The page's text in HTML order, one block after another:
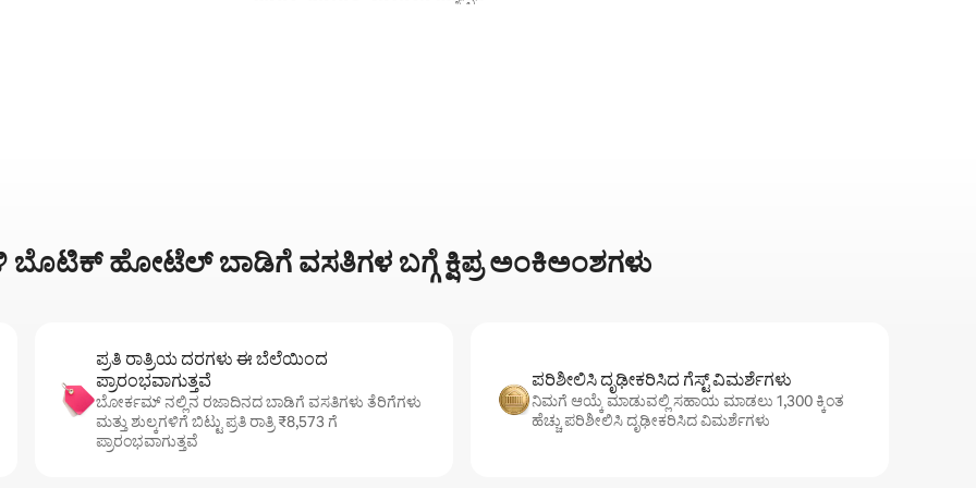
27 ವಿಮರ್ಶೆಗಳು
ಹೋಟೆಲ್ ಬಾಡಿಗೆ ವಸತಿಗಳ ಬಗ್ಗೆ ಕ್ಷಿಪ್ರ ಅಂಕಿಅಂಶಗಳು
ಪ್ರತಿ ರಾತ್ರಿಯ ದರಗಳು ಈ ಬೆಲೆಯಿಂದ
ಪ್ರಾರಂಭವಾಗುತ್ತವೆ
ಬೋರ್ಕಮ್ ನಲ್ಲಿನ ರಜಾದಿನದ ಬಾಡಿಗೆ ವಸತಿಗಳು ತೆರಿಗೆಗಳು
ಮತ್ತು ಶುಲ್ಕಗಳಿಗೆ ಬಿಟ್ಟು ಪ್ರತಿ ರಾತ್ರಿ ₹8,573 ಗೆ
ಪ್ರಾರಂಭವಾಗುತ್ತವೆ
ಪರಿಶೀಲಿಸಿ ದೃಢೀಕರಿಸಿದ ಗೆಸ್ಟ್ ವಿಮರ್ಶೆಗಳು
ನಿಮಗೆ ಆಯ್ಕೆ ಮಾಡುವಲ್ಲಿ ಸಹಾಯ ಮಾಡಲು 1,300 ಕ್ಕಿಂತ
ಹೆಚ್ಚು ಪರಿಶೀಲಿಸಿ ದೃಢೀಕರಿಸಿದ ವಿಮರ್ಶೆಗಳು